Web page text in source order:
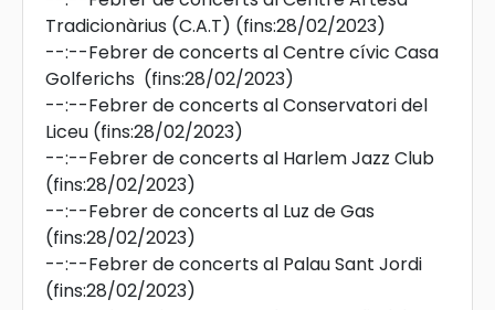
Tradicionàrius (C.A.T) (fins:28/02/2023)
--:--Febrer de concerts al Centre cívic Casa
Golferichs (fins:28/02/2023)
--:--Febrer de concerts al Conservatori del
Liceu (fins:28/02/2023)
--:--Febrer de concerts al Harlem Jazz Club
(fins:28/02/2023)
--:--Febrer de concerts al Luz de Gas
(fins:28/02/2023)
--:--Febrer de concerts al Palau Sant Jordi
(fins:28/02/2023)